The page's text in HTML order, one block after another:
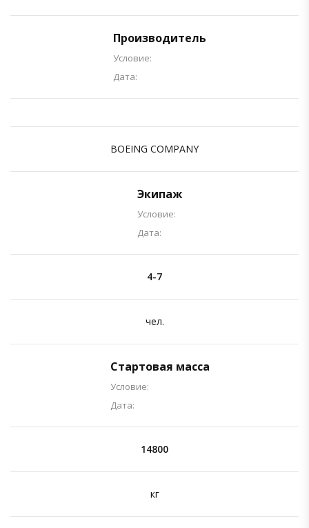
Производитель
Условие:
Дата:
BOEING COMPANY
Экипаж
Условие:
Дата:
4-7
чел.
Стартовая масса
Условие:
Дата:
14800
кг